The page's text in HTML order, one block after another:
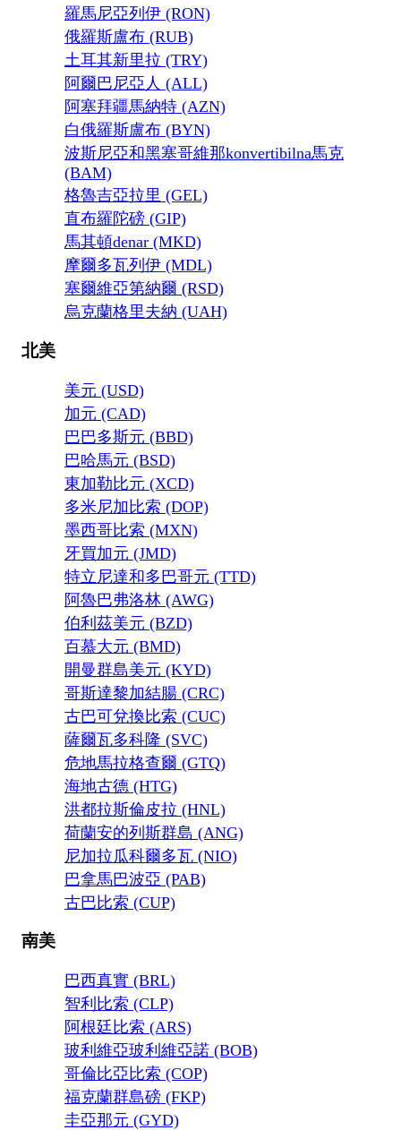
羅馬尼亞列伊 (RON)
俄羅斯盧布 (RUB)
土耳其新里拉 (TRY)
阿爾巴尼亞人 (ALL)
阿塞拜疆馬納特 (AZN)
白俄羅斯盧布 (BYN)
波斯尼亞和黑塞哥維那konvertibilna馬克
(BAM)
格魯吉亞拉里 (GEL)
直布羅陀磅 (GIP)
馬其頓denar (MKD)
摩爾多瓦列伊 (MDL)
塞爾維亞第納爾 (RSD)
烏克蘭格里夫納 (UAH)
北美
美元 (USD)
加元 (CAD)
巴巴多斯元 (BBD)
巴哈馬元 (BSD)
東加勒比元 (XCD)
多米尼加比索 (DOP)
墨西哥比索 (MXN)
牙買加元 (JMD)
特立尼達和多巴哥元 (TTD)
阿魯巴弗洛林 (AWG)
伯利茲美元 (BZD)
百慕大元 (BMD)
開曼群島美元 (KYD)
哥斯達黎加結腸 (CRC)
古巴可兌換比索 (CUC)
薩爾瓦多科隆 (SVC)
危地馬拉格查爾 (GTQ)
海地古德 (HTG)
洪都拉斯倫皮拉 (HNL)
荷蘭安的列斯群島 (ANG)
尼加拉瓜科爾多瓦 (NIO)
巴拿馬巴波亞 (PAB)
古巴比索 (CUP)
南美
巴西真實 (BRL)
智利比索 (CLP)
阿根廷比索 (ARS)
玻利維亞玻利維亞諾 (BOB)
哥倫比亞比索 (COP)
福克蘭群島磅 (FKP)
圭亞那元 (GYD)